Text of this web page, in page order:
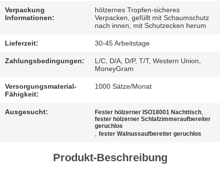
SITEMAP
BESTIMMUNGEN
Verpackung
Informationen:
hölzernes Tropfen-sicheres
Verpacken, gefüllt mit Schaumschutz
nach innen, mit Schutzecken herum
Lieferzeit: 30-45 Arbeitstage
Zahlungsbedingungen:
L/C, D/A, D/P, T/T, Western Union,
MoneyGram
Versorgungsmaterial-
Fähigkeit:
1000 Sätze/Monat
Ausgesucht: Fester hölzerner ISO18001 Nachttisch
fester hölzerner Schlafzimmeraufbereiter
geruchlos
,fester Walnussaufbereiter geruchlos
Produkt-Beschreibung